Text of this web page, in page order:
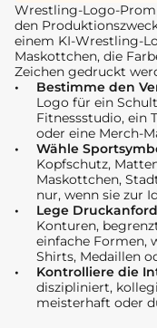
Wrestling-Logo-
den
einem KI-Wrestling-
Maskottchen, die
Zeichen gedruckt
Bestimme den
Logo für ein
Fitnessstudio, ein
oder eine Merch-
Wähle
Kopfschutz,
Maskottchen,
nur, wenn sie zur
Lege
Konturen,
einfache Formen,
Shirts, Medaillen
Kontrolliere die
diszipliniert,
meisterhaft oder